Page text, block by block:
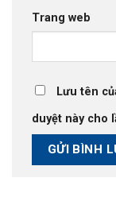
Trang web
Lưu tên
duyệt này cho